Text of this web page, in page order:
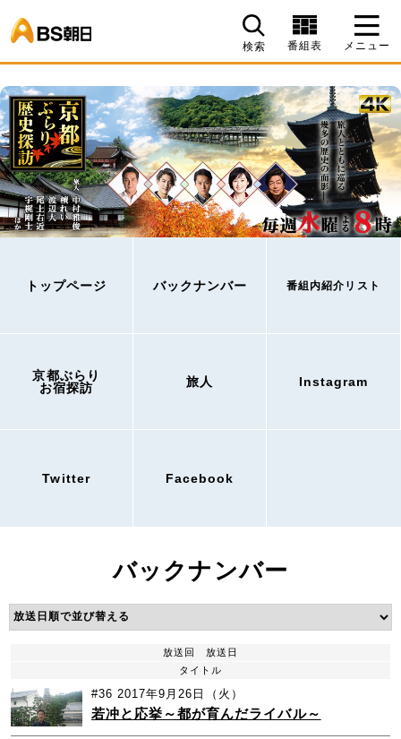
検索 番組表 メニュー
トップページ バックナンバー 番組内紹介リスト
京都ぶらり
お宿探訪
旅人 Instagram
Twitter Facebook
バックナンバー
放送回
放送日
タイトル
#36 2017年9月26日（火）
若冲と応挙～都が育んだライバル～